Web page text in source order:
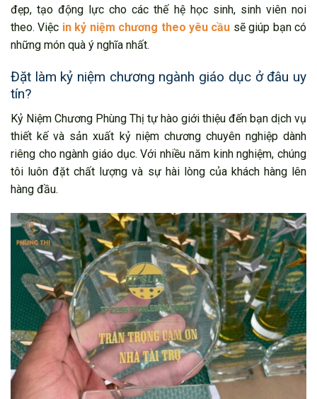
đẹp, tạo động lực cho các thế hệ học sinh, sinh viên noi
theo. Việc in kỷ niệm chương theo yêu cầu sẽ giúp bạn có
những món quà ý nghĩa nhất.
Đặt làm kỷ niệm chương ngành giáo dục ở đâu uy
tín?
Kỷ Niệm Chương Phùng Thị tự hào giới thiệu đến bạn dịch vụ
thiết kế và sản xuất kỷ niệm chương chuyên nghiệp dành
riêng cho ngành giáo dục. Với nhiều năm kinh nghiệm, chúng
tôi luôn đặt chất lượng và sự hài lòng của khách hàng lên
hàng đầu.